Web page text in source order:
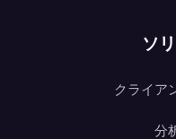
ソ
クライア
分